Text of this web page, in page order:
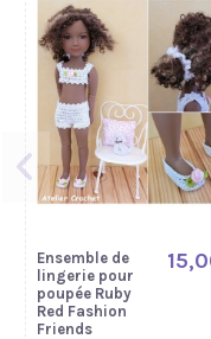
Ensemble de
lingerie pour
poupée Ruby
Red Fashion
Friends